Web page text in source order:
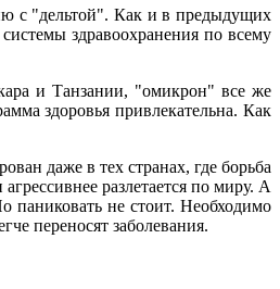
с "дельтой". Как и в предыдущих
здравоохранения по всему
и Танзании, "омикрон" все же
здоровья привлекательна. Как
даже в тех странах, где борьба
разлетается по миру. А
паниковать не стоит. Необходимо
переносят заболевания.